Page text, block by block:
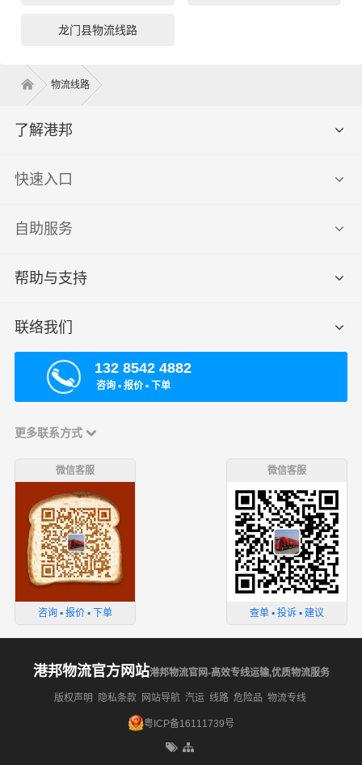
龙门县物流线路
物流线路
了解港邦
快速入口
自助服务
帮助与支持
联络我们
132 8542 4882
咨询 ▪ 报价 ▪ 下单
更多联系方式
微信客服
咨询 ▪ 报价 ▪ 下单
微信客服
查单 ▪ 投诉 ▪ 建议
港邦物流官方网站港邦物流官网-高效专线运输,优质物流服务
版权声明 隐私条款 网站导航 汽运 线路 危险品 物流专线
粤ICP备16111739号